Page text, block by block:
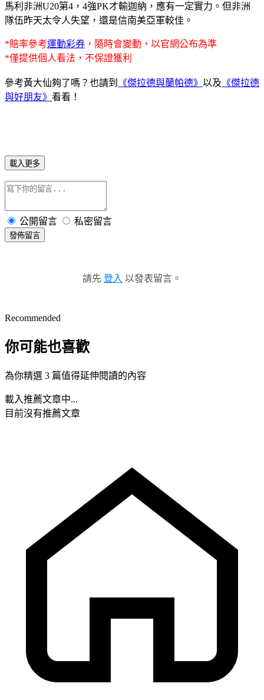
馬利非洲U20第4，4強PK才輸迦納，應有一定實力。但非洲
隊伍昨天太令人失望，還是信南美亞軍較佳。
*賠率參考運動彩券 ，隨時會變動，以官網公布為準
*僅提供個人看法，不保證獲利
參考黃大仙夠了嗎？也請到 《傑拉德與蘭帕德》 以及 《傑拉德
與好朋友》 看看！
載入更多
公開留言 私密留言
發佈留言
請先 登入 以發表留言。
Recommended
你可能也喜歡
為你精選 3 篇值得延伸閱讀的內容
載入推薦文章中...
目前沒有推薦文章